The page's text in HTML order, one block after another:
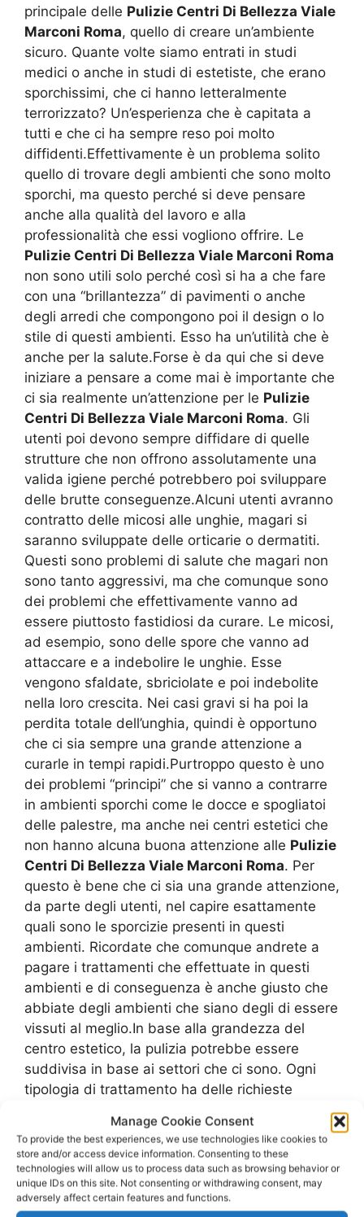
Manage Cookie Consent
To provide the best experiences, we use technologies like cookies to
store and/or access device information. Consenting to these
technologies will allow us to process data such as browsing behavior or
unique IDs on this site. Not consenting or withdrawing consent, may
adversely affect certain features and functions.
principale delle Pulizie Centri Di Bellezza Viale
Marconi Roma, quello di creare un’ambiente
sicuro. Quante volte siamo entrati in studi
medici o anche in studi di estetiste, che erano
sporchissimi, che ci hanno letteralmente
terrorizzato? Un’esperienza che è capitata a
tutti e che ci ha sempre reso poi molto
diffidenti.Effettivamente è un problema solito
quello di trovare degli ambienti che sono molto
sporchi, ma questo perché si deve pensare
anche alla qualità del lavoro e alla
professionalità che essi vogliono offrire. Le
Pulizie Centri Di Bellezza Viale Marconi Roma
non sono utili solo perché così si ha a che fare
con una “brillantezza” di pavimenti o anche
degli arredi che compongono poi il design o lo
stile di questi ambienti. Esso ha un’utilità che è
anche per la salute.Forse è da qui che si deve
iniziare a pensare a come mai è importante che
ci sia realmente un’attenzione per le Pulizie
Centri Di Bellezza Viale Marconi Roma. Gli
utenti poi devono sempre diffidare di quelle
strutture che non offrono assolutamente una
valida igiene perché potrebbero poi sviluppare
delle brutte conseguenze.Alcuni utenti avranno
contratto delle micosi alle unghie, magari si
saranno sviluppate delle orticarie o dermatiti.
Questi sono problemi di salute che magari non
sono tanto aggressivi, ma che comunque sono
dei problemi che effettivamente vanno ad
essere piuttosto fastidiosi da curare. Le micosi,
ad esempio, sono delle spore che vanno ad
attaccare e a indebolire le unghie. Esse
vengono sfaldate, sbriciolate e poi indebolite
nella loro crescita. Nei casi gravi si ha poi la
perdita totale dell’unghia, quindi è opportuno
che ci sia sempre una grande attenzione a
curarle in tempi rapidi.Purtroppo questo è uno
dei problemi “principi” che si vanno a contrarre
in ambienti sporchi come le docce e spogliatoi
delle palestre, ma anche nei centri estetici che
non hanno alcuna buona attenzione alle Pulizie
Centri Di Bellezza Viale Marconi Roma. Per
questo è bene che ci sia una grande attenzione,
da parte degli utenti, nel capire esattamente
quali sono le sporcizie presenti in questi
ambienti. Ricordate che comunque andrete a
pagare i trattamenti che effettuate in questi
ambienti e di conseguenza è anche giusto che
abbiate degli ambienti che siano degli di essere
vissuti al meglio.In base alla grandezza del
centro estetico, la pulizia potrebbe essere
suddivisa in base ai settori che ci sono. Ogni
tipologia di trattamento ha delle richieste
una volta a settimana si dovrebbe eseguire un
intervento di sanificazione ad ozono oppure
anche a vapore che vada a interessare tutta
l’estensione degli ambienti, ma ogni giorno ci
deve poi essere un’attenzione nellePulizie